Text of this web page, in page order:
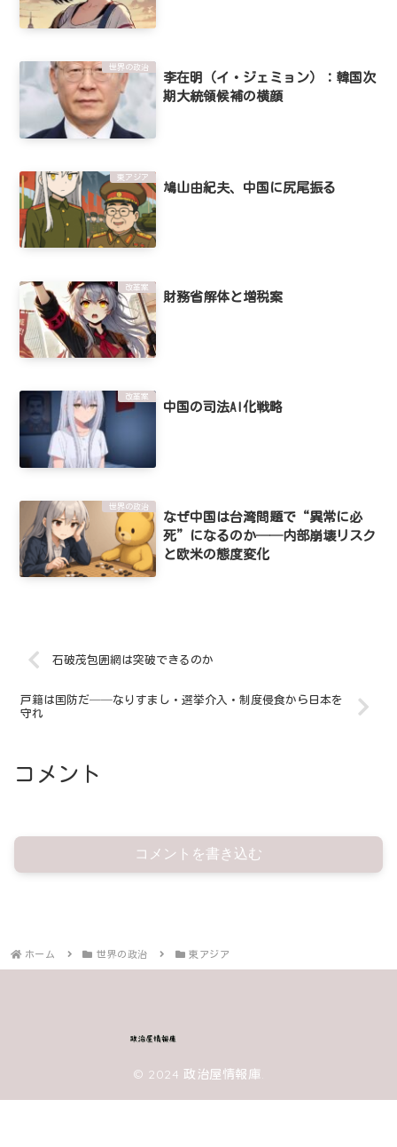
世界の政治
李在明（イ・ジェミョン）：韓国次
期大統領候補の横顔
東アジア
鳩山由紀夫、中国に尻尾振る
改革案
財務省解体と増税案
改革案
中国の司法AI化戦略
世界の政治
なぜ中国は台湾問題で“異常に必
死”になるのか──内部崩壊リスク
と欧米の態度変化
石破茂包囲網は突破できるのか
戸籍は国防だ──なりすまし・選挙介入・制度侵食から日本を
守れ
コメント
コメントを書き込む
ホーム 世界の政治 東アジア
© 2024 政治屋情報庫.